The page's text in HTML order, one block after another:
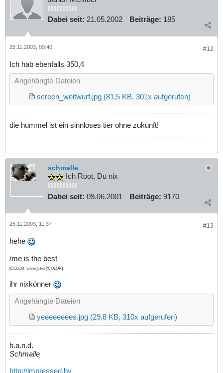
Dabei seit: 21.05.2002 Beiträge: 185
#12
25.11.2003, 09:40
Ich hab ebenfalls 350,4
Angehängte Dateien
screen_weitwurf.jpg (81,5 KB, 301x aufgerufen)
die hummel ist ein sinnloses tier ohne zukunft!
schmalle
Ich Root, Du nix
Dabei seit: 09.06.2001 Beiträge: 9170
#13
25.11.2003, 11:37
hehe
/me is the best
[COLOR=silver]faker[/COLOR]
ihr nixkönner
Angehängte Dateien
yeeeeeeees.jpg (29,8 KB, 310x aufgerufen)
h.a.n.d.
Schmalle
http://impressed.by